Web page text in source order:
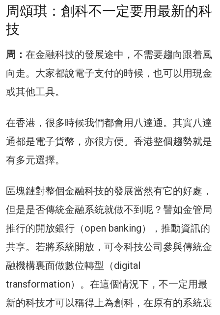
周頌琪：創科不一定要用最新的科
技
周： 在金融科技的發展途中，不需要趨向跟着風
向走。大家都說電子支付的時候，也可以用現金
或其他工具。
在香港，很多時候我們都會用八達通。其實八達
通都是電子貨幣，亦很方便。香港整個趨勢就是
有多元選擇。
區塊鏈對整個金融科技的發展當然有它的好處，
但是是否傳統金融系統就做不到呢？譬如金管局
推行的開放銀行（open banking），推動資訊的
共享。若將系統開放，可令科技公司參與傳統金
融機構裏面做數位轉型（digital
transformation）。在這個情況下，不一定用最
新的科技才可以稱得上為創科，在原有的系統裏